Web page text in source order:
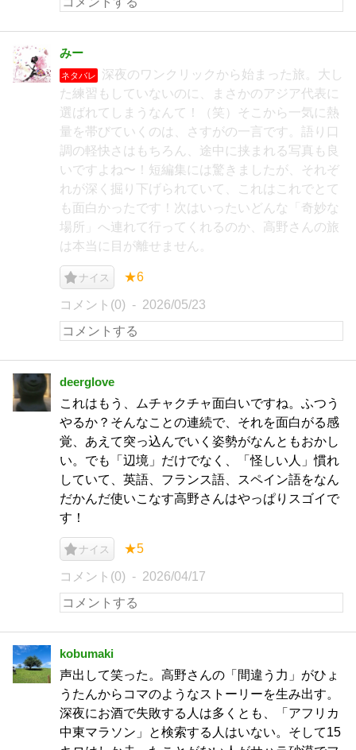
みー
ネタバレ
深夜のワンクリックから始まった旅。大し
た練習もしていないのに、まさかのアジア代表に
選ばれてしまうなんて！（笑）​そこから一気に熱
量を帯びていくのは、さすがの一言です。語り口
調の軽快さはもちろん、途中に挟まれる写真も良
いですよね〜！短編集には驚きましたが、それぞ
れが深く掘り下げられていて、これはこれでとて
も面白かったです！ ​次はいったいどんな「奇妙な
場所」へ連れて行ってくれるのか、高野さんの旅
は本当に目が離せません。
ナイス ★6
コメント(0) 2026/05/23
deerglove
これはもう、ムチャクチャ面白いですね。ふつう
やるか？そんなことの連続で、それを面白がる感
覚、あえて突っ込んでいく姿勢がなんともおかし
い。でも「辺境」だけでなく、「怪しい人」慣れ
していて、英語、フランス語、スペイン語をなん
だかんだ使いこなす高野さんはやっぱりスゴイで
す！
ナイス ★5
コメント(0) 2026/04/17
kobumaki
声出して笑った。高野さんの「間違う力」がひょ
うたんからコマのようなストーリーを生み出す。
深夜にお酒で失敗する人は多くとも、「アフリカ
中東マラソン」と検索する人はいない。そして15